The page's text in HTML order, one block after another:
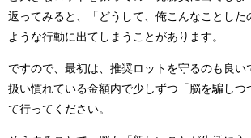
返ってみると、「どうして、俺こんなことした
ような行動に出てしまうことがあります。
ですので、最初は、推奨ロットを守るのも良い
扱い慣れている金額内で少しずつ「脳を騙しつ
て行ってください。